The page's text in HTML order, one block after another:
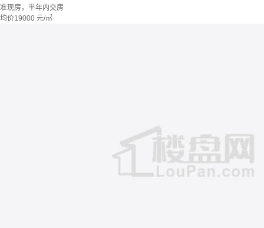
准现房，半年内交房
均价19000 元/㎡